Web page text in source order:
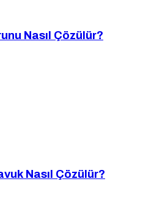
Nasıl Çözülür?
Nasıl Çözülür?